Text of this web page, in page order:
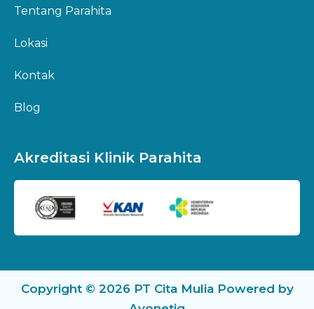
Tentang Parahita
Lokasi
Kontak
Blog
Akreditasi Klinik Parahita
Copyright © 2026 PT Cita Mulia Powered by